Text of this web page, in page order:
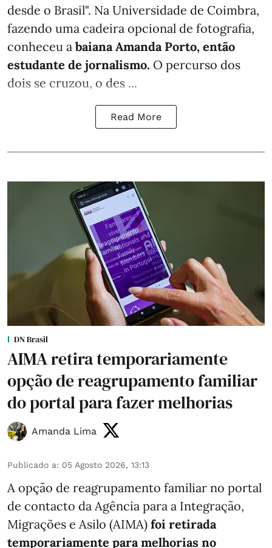
desde o Brasil". Na Universidade de Coimbra,
fazendo uma cadeira opcional de fotografia,
conheceu a baiana Amanda Porto, então
estudante de jornalismo. O percurso dos
dois se cruzou, o des ...
Read More
DN Brasil
AIMA retira temporariamente
opção de reagrupamento familiar
do portal para fazer melhorias
Amanda Lima
Publicado a: 05 Agosto 2026, 13:13
A opção de reagrupamento familiar no portal
de contacto da Agência para a Integração,
Migrações e Asilo (AIMA) foi retirada
temporariamente para melhorias no